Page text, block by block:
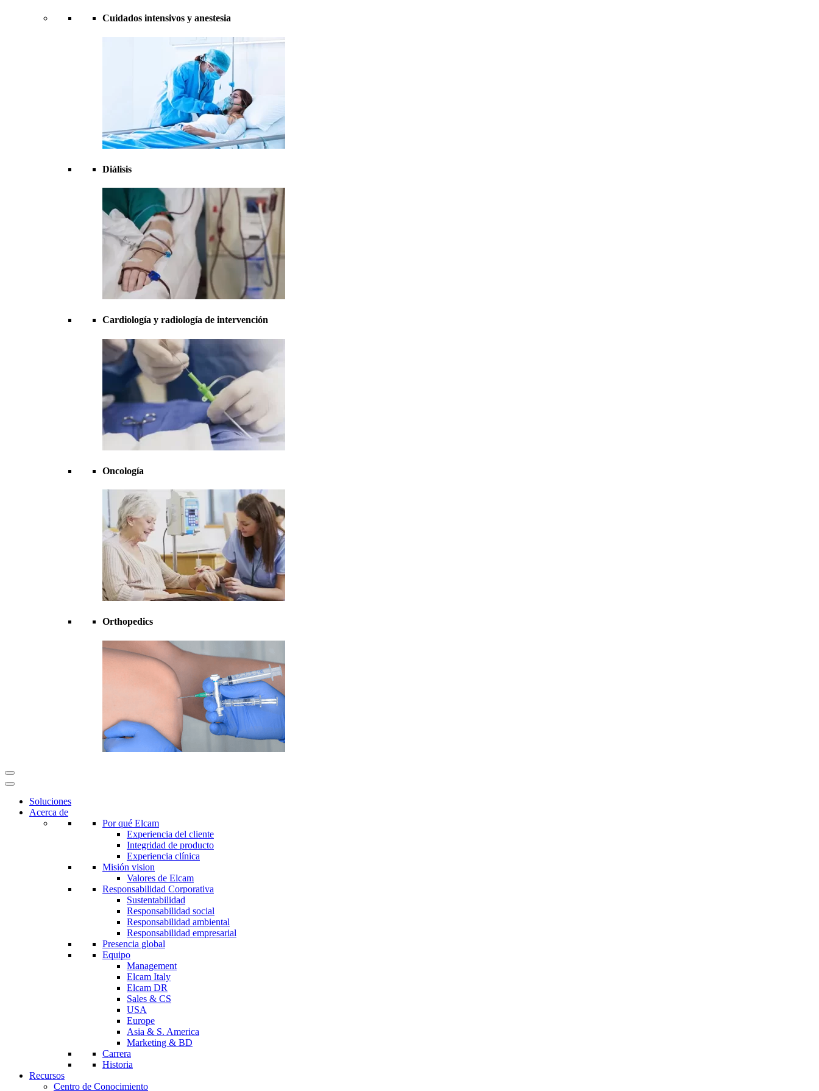
Cuidados intensivos y anestesia
Diálisis
Cardiología y radiología de intervención
Oncología
Orthopedics
Soluciones
Acerca de
Por qué Elcam
Experiencia del cliente
Integridad de producto
Experiencia clínica
Misión vision
Valores de Elcam
Responsabilidad Corporativa
Sustentabilidad
Responsabilidad social
Responsabilidad ambiental
Responsabilidad empresarial
Presencia global
Equipo
Management
Elcam Italy
Elcam DR
Sales & CS
USA
Europe
Asia & S. America
Marketing & BD
Carrera
Historia
Recursos
Centro de Conocimiento